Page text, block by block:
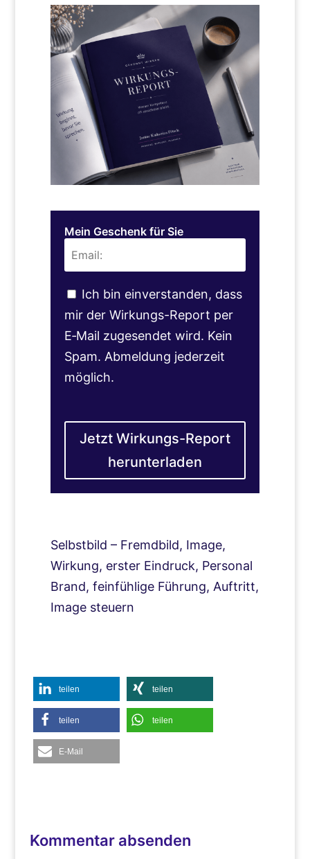
Mein Geschenk für Sie
Ich bin einverstanden, dass
mir der Wirkungs-Report per
E‑Mail zugesendet wird. Kein
Spam. Abmeldung jederzeit
möglich.
Jetzt Wirkungs-Report
herunterladen
Selbstbild – Fremdbild, Image,
Wirkung, erster Eindruck, Personal
Brand, feinfühlige Führung, Auftritt,
Image steuern
teilen teilen
teilen teilen
E-Mail
Kommentar absenden